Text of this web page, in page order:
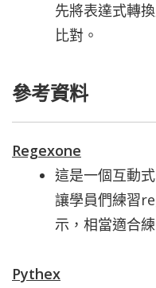
先將表達式轉
比對。
參考資料
Regexone
這是一個互動
讓學員們練習
示，相當適合
Pythex